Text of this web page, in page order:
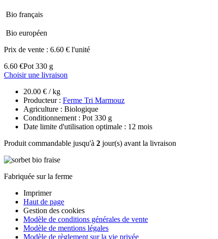
Bio français
Bio européen
Prix de vente : 6.60 € l'unité
6.60 €Pot 330 g
Choisir une livraison
20.00 € / kg
Producteur : Ferme Tri Marmouz
Agriculture : Biologique
Conditionnement : Pot 330 g
Date limite d'utilisation optimale : 12 mois
Produit commandable jusqu'à 2 jour(s) avant la livraison
Fabriquée sur la ferme
Imprimer
Haut de page
Gestion des cookies
Modèle de conditions générales de vente
Modèle de mentions légales
Modèle de règlement sur la vie privée